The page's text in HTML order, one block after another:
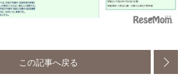
この記事へ戻る